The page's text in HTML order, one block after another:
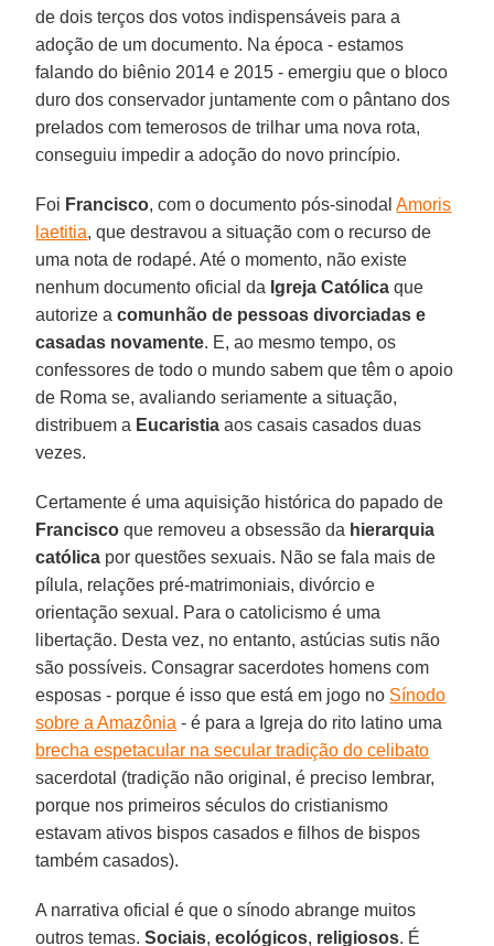
de dois terços dos votos indispensáveis ​​para a
adoção de um documento. Na época - estamos
falando do biênio 2014 e 2015 - emergiu que o bloco
duro dos conservador juntamente com o pântano dos
prelados com temerosos de trilhar uma nova rota,
conseguiu impedir a adoção do novo princípio.
Foi Francisco, com o documento pós-sinodalAmoris
laetitia, que destravou a situação com o recurso de
uma nota de rodapé. Até o momento, não existe
nenhum documento oficial da Igreja Católica que
autorize acomunhão de pessoas divorciadas e
casadas novamente. E, ao mesmo tempo, os
confessores de todo o mundo sabem que têm o apoio
de Roma se, avaliando seriamente a situação,
distribuem a Eucaristia aos casais casados duas
vezes.
Certamente é uma aquisição histórica do papado de
Francisco que removeu a obsessão da hierarquia
católica por questões sexuais. Não se fala mais de
pílula, relações pré-matrimoniais, divórcio e
orientação sexual. Para o catolicismo é uma
libertação. Desta vez, no entanto, astúcias sutis não
são possíveis. Consagrar sacerdotes homens com
esposas - porque é isso que está em jogo no Sínodo
sobre a Amazônia - é para a Igreja do rito latino uma
brecha espetacular na secular tradição do celibato
sacerdotal (tradição não original, é preciso lembrar,
porque nos primeiros séculos do cristianismo
estavam ativos bispos casados e filhos de bispos
também casados).
A narrativa oficial é que o sínodo abrange muitos
outros temas.Sociais,ecológicos, religiosos. É